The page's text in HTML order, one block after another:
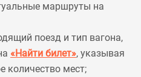
маршруты на
поезд и тип вагона,
«Найти билет», указывая
количество мест;